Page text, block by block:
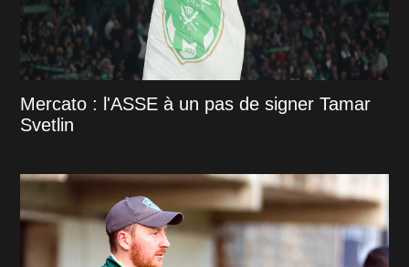
Mercato : l'ASSE à un pas de signer Tamar
Svetlin